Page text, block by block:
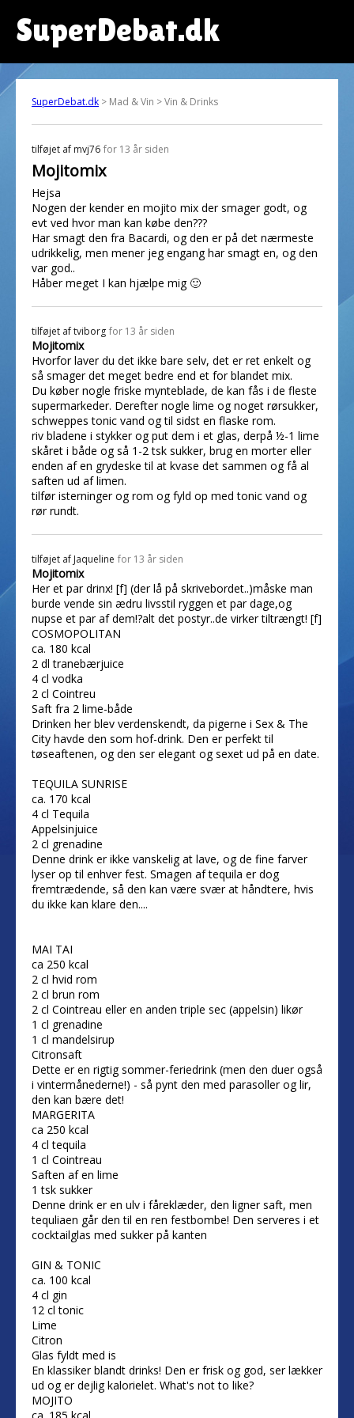
SuperDebat.dk
SuperDebat.dk > Mad & Vin > Vin & Drinks
tilføjet af mvj76 for 13 år siden
Mojitomix
Hejsa
Nogen der kender en mojito mix der smager godt, og
evt ved hvor man kan købe den???
Har smagt den fra Bacardi, og den er på det nærmeste
udrikkelig, men mener jeg engang har smagt en, og den
var god..
Håber meget I kan hjælpe mig 🙂
tilføjet aftviborg for 13 år siden
Mojitomix
Hvorfor laver du det ikke bare selv, det er ret enkelt og
så smager det meget bedre end et for blandet mix.
Du køber nogle friske mynteblade, de kan fås i de fleste
supermarkeder. Derefter nogle lime og noget rørsukker,
schweppes tonic vand og til sidst en flaske rom.
riv bladene i stykker og put dem i et glas, derpå ½-1 lime
skåret i både og så 1-2 tsk sukker, brug en morter eller
enden af en grydeske til at kvase det sammen og få al
saften ud af limen.
tilfør isterninger og rom og fyld op med tonic vand og
rør rundt.
tilføjet af Jaqueline for 13 år siden
Mojitomix
Her et par drinx! [f] (der lå på skrivebordet..)måske man
burde vende sin ædru livsstil ryggen et par dage,og
nupse et par af dem!?alt det postyr..de virker tiltrængt! [f]
COSMOPOLITAN
ca. 180 kcal
2 dl tranebærjuice
4 cl vodka
2 cl Cointreu
Saft fra 2 lime-både
Drinken her blev verdenskendt, da pigerne i Sex & The
City havde den som hof-drink. Den er perfekt til
tøseaftenen, og den ser elegant og sexet ud på en date.
TEQUILA SUNRISE
ca. 170 kcal
4 cl Tequila
Appelsinjuice
2 cl grenadine
Denne drink er ikke vanskelig at lave, og de fine farver
lyser op til enhver fest. Smagen af tequila er dog
fremtrædende, så den kan være svær at håndtere, hvis
du ikke kan klare den....
MAI TAI
ca 250 kcal
2 cl hvid rom
2 cl brun rom
2 cl Cointreau eller en anden triple sec (appelsin) likør
1 cl grenadine
1 cl mandelsirup
Citronsaft
Dette er en rigtig sommer-feriedrink (men den duer også
i vintermånederne!) - så pynt den med parasoller og lir,
den kan bære det!
MARGERITA
ca 250 kcal
4 cl tequila
1 cl Cointreau
Saften af en lime
1 tsk sukker
Denne drink er en ulv i fåreklæder, den ligner saft, men
tequliaen går den til en ren festbombe! Den serveres i et
cocktailglas med sukker på kanten
GIN & TONIC
ca. 100 kcal
4 cl gin
12 cl tonic
Lime
Citron
Glas fyldt med is
En klassiker blandt drinks! Den er frisk og god, ser lækker
ud og er dejlig kalorielet. What's not to like?
MOJITO